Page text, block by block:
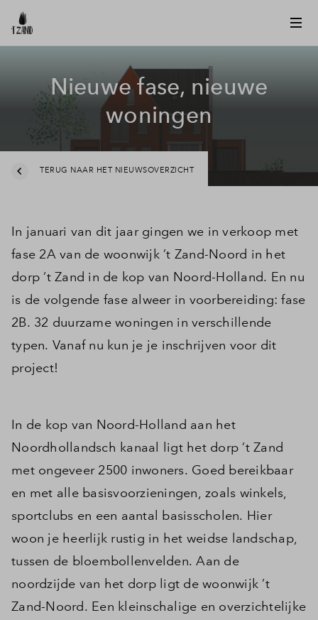
Nieuwe fase, nieuwe
woningen
TERUG NAAR HET NIEUWSOVERZICHT
In januari van dit jaar gingen we in verkoop met
fase 2A van de woonwijk ’t Zand-Noord in het
dorp ’t Zand in de kop van Noord-Holland. En nu
is de volgende fase alweer in voorbereiding: fase
2B. 32 duurzame woningen in verschillende
typen. Vanaf nu kun je je inschrijven voor dit
project!
In de kop van Noord-Holland aan het
Noordhollandsch kanaal ligt het dorp ’t Zand
met ongeveer 2500 inwoners. Goed bereikbaar
en met alle basisvoorzieningen, zoals winkels,
sportclubs en een aantal basisscholen. Hier
woon je heerlijk rustig in het weidse landschap,
tussen de bloembollenvelden. Aan de
noordzijde van het dorp ligt de woonwijk ’t
Zand-Noord. Een kleinschalige en overzichtelijke